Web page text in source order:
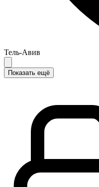
Тель-Авив
Показать ещё